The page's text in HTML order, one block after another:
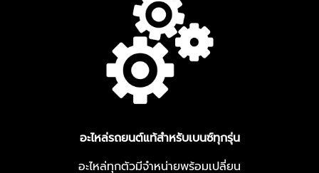
อะไหล่รถยนต์แท้สำหรับเบนซ์ทุกรุ่น
อะไหล่ทุกตัวมีจำหน่ายพร้อมเปลี่ยน